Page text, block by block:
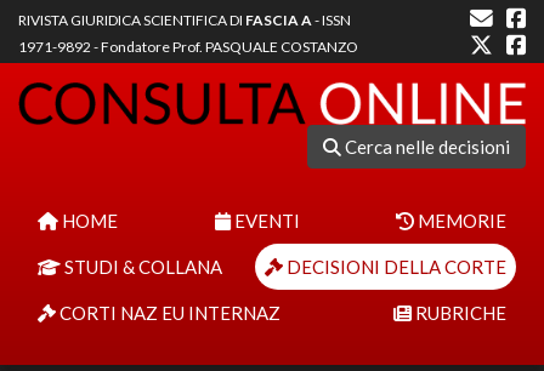
RIVISTA GIURIDICA SCIENTIFICA DI FASCIA A- ISSN
1971-9892 - Fondatore Prof. PASQUALE COSTANZO
Cerca nelle decisioni
HOME EVENTI MEMORIE
STUDI & COLLANA DECISIONI DELLA CORTE
CORTI NAZ EU INTERNAZ RUBRICHE